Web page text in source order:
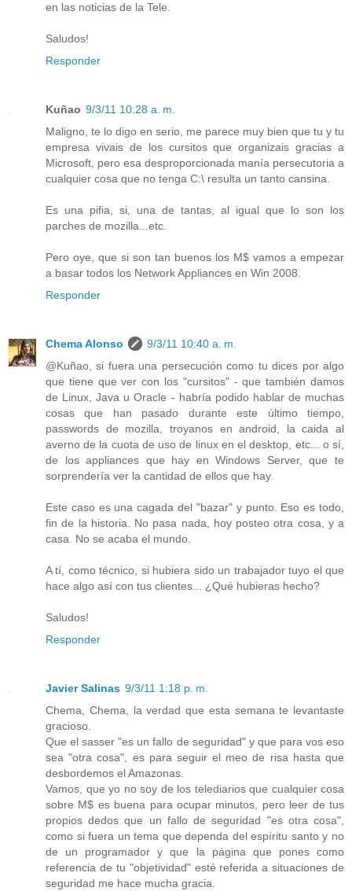
en las noticias de la Tele.
Saludos!
Responder
Kuñao 9/3/11 10:28 a. m.
Maligno, te lo digo en serio, me parece muy bien que tu y tu
empresa vivais de los cursitos que organizais gracias a
Microsoft, pero esa desproporcionada manía persecutoria a
cualquier cosa que no tenga C:\ resulta un tanto cansina.
Es una pifia, si, una de tantas, al igual que lo son los
parches de mozilla...etc.
Pero oye, que si son tan buenos los M$ vamos a empezar
a basar todos los Network Appliances en Win 2008.
Responder
Chema Alonso
9/3/11 10:40 a. m.
@Kuñao, si fuera una persecución como tu dices por algo
que tiene que ver con los "cursitos" - que también damos
de Linux, Java u Oracle - habría podido hablar de muchas
cosas que han pasado durante este último tiempo,
passwords de mozilla, troyanos en android, la caida al
averno de la cuota de uso de linux en el desktop, etc... o sí,
de los appliances que hay en Windows Server, que te
sorprendería ver la cantidad de ellos que hay.
Este caso es una cagada del "bazar" y punto. Eso es todo,
fin de la historia. No pasa nada, hoy posteo otra cosa, y a
casa. No se acaba el mundo.
A tí, como técnico, si hubiera sido un trabajador tuyo el que
hace algo así con tus clientes... ¿Qué hubieras hecho?
Saludos!
Responder
Javier Salinas 9/3/11 1:18 p. m.
Chema, Chema, la verdad que esta semana te levantaste
gracioso.
Que el sasser "es un fallo de seguridad" y que para vos eso
sea "otra cosa", es para seguir el meo de risa hasta que
desbordemos el Amazonas.
Vamos, que yo no soy de los telediarios que cualquier cosa
sobre M$ es buena para ocupar minutos, pero leer de tus
propios dedos que un fallo de seguridad "es otra cosa",
como si fuera un tema que dependa del espíritu santo y no
de un programador y que la página que pones como
referencia de tu "objetividad" esté referida a situaciones de
seguridad me hace mucha gracia.